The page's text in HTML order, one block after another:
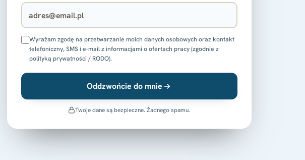
Wyrażam zgodę na przetwarzanie moich danych osobowych oraz kontakt
telefoniczny, SMS i e-mail z informacjami o ofertach pracy (zgodnie z
polityką prywatności / RODO).
Oddzwońcie do mnie
Twoje dane są bezpieczne. Żadnego spamu.